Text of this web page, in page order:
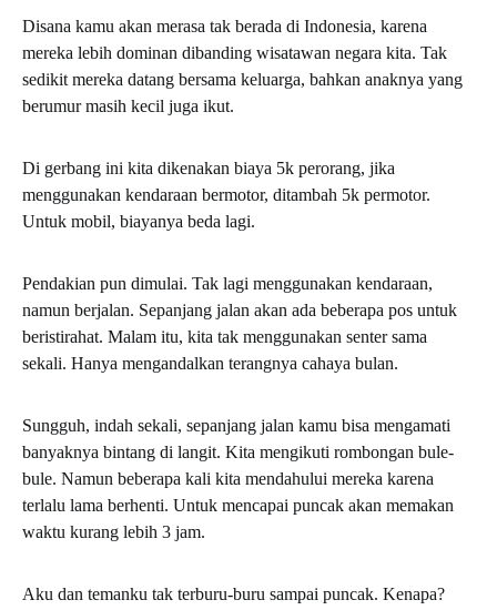
Disana kamu akan merasa tak berada di Indonesia, karena
mereka lebih dominan dibanding wisatawan negara kita. Tak
sedikit mereka datang bersama keluarga, bahkan anaknya yang
berumur masih kecil juga ikut.
Di gerbang ini kita dikenakan biaya 5k perorang, jika
menggunakan kendaraan bermotor, ditambah 5k permotor.
Untuk mobil, biayanya beda lagi.
Pendakian pun dimulai. Tak lagi menggunakan kendaraan,
namun berjalan. Sepanjang jalan akan ada beberapa pos untuk
beristirahat. Malam itu, kita tak menggunakan senter sama
sekali. Hanya mengandalkan terangnya cahaya bulan.
Sungguh, indah sekali, sepanjang jalan kamu bisa mengamati
banyaknya bintang di langit. Kita mengikuti rombongan bule-
bule. Namun beberapa kali kita mendahului mereka karena
terlalu lama berhenti. Untuk mencapai puncak akan memakan
waktu kurang lebih 3 jam.
Aku dan temanku tak terburu-buru sampai puncak. Kenapa?